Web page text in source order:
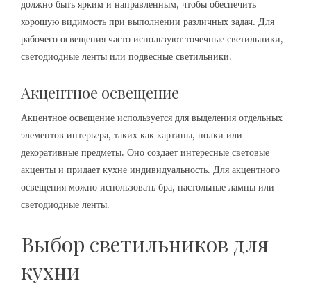
должно быть ярким и направленным, чтобы обеспечить
хорошую видимость при выполнении различных задач. Для
рабочего освещения часто используют точечные светильники,
светодиодные ленты или подвесные светильники.
Акцентное освещение
Акцентное освещение используется для выделения отдельных
элементов интерьера, таких как картины, полки или
декоративные предметы. Оно создает интересные световые
акценты и придает кухне индивидуальность. Для акцентного
освещения можно использовать бра, настольные лампы или
светодиодные ленты.
Выбор светильников для
кухни